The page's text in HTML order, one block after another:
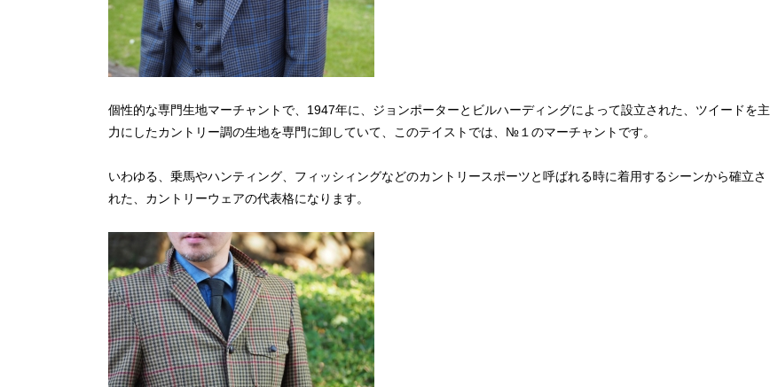
個性的な専門生地マーチャントで、1947年に、ジョンポーターとビルハーディングによって設立された、ツイードを主
力にしたカントリー調の生地を専門に卸していて、このテイストでは、№１のマーチャントです。
いわゆる、乗馬やハンティング、フィッシィングなどのカントリースポーツと呼ばれる時に着用するシーンから確立さ
れた、カントリーウェアの代表格になります。